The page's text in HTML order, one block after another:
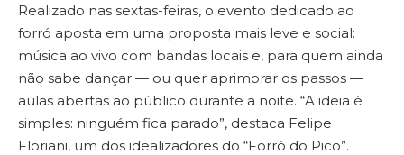
Realizado nas sextas-feiras, o evento dedicado ao
forró aposta em uma proposta mais leve e social:
música ao vivo com bandas locais e, para quem ainda
não sabe dançar — ou quer aprimorar os passos —
aulas abertas ao público durante a noite. “A ideia é
simples: ninguém fica parado”, destaca Felipe
Floriani, um dos idealizadores do “Forró do Pico”.